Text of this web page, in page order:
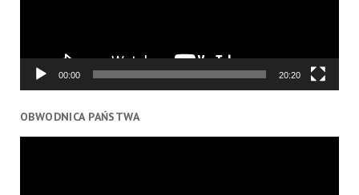
00:00 20:20
OBWODNICA PAŃSTWA